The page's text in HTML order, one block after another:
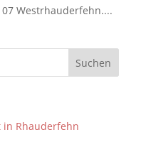
Westrhauderfehn....
in Rhauderfehn